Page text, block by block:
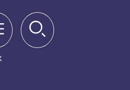
Rechercher